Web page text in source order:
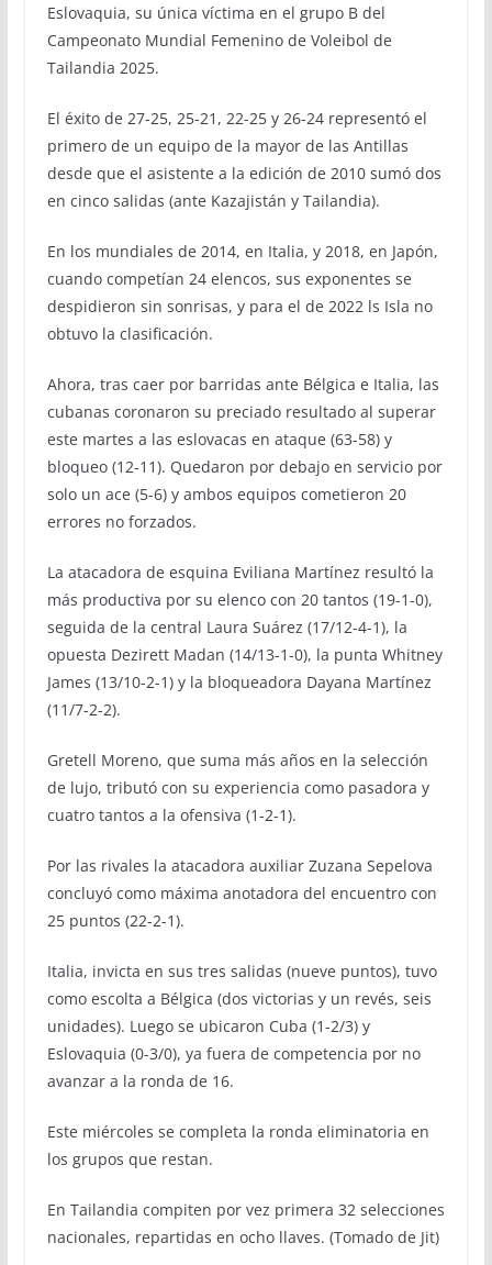
Eslovaquia, su única víctima en el grupo B del
Campeonato Mundial Femenino de Voleibol de
Tailandia 2025.
El éxito de 27-25, 25-21, 22-25 y 26-24 representó el
primero de un equipo de la mayor de las Antillas
desde que el asistente a la edición de 2010 sumó dos
en cinco salidas (ante Kazajistán y Tailandia).
En los mundiales de 2014, en Italia, y 2018, en Japón,
cuando competían 24 elencos, sus exponentes se
despidieron sin sonrisas, y para el de 2022 ls Isla no
obtuvo la clasificación.
Ahora, tras caer por barridas ante Bélgica e Italia, las
cubanas coronaron su preciado resultado al superar
este martes a las eslovacas en ataque (63-58) y
bloqueo (12-11). Quedaron por debajo en servicio por
solo un ace (5-6) y ambos equipos cometieron 20
errores no forzados.
La atacadora de esquina Eviliana Martínez resultó la
más productiva por su elenco con 20 tantos (19-1-0),
seguida de la central Laura Suárez (17/12-4-1), la
opuesta Dezirett Madan (14/13-1-0), la punta Whitney
James (13/10-2-1) y la bloqueadora Dayana Martínez
(11/7-2-2).
Gretell Moreno, que suma más años en la selección
de lujo, tributó con su experiencia como pasadora y
cuatro tantos a la ofensiva (1-2-1).
Por las rivales la atacadora auxiliar Zuzana Sepelova
concluyó como máxima anotadora del encuentro con
25 puntos (22-2-1).
Italia, invicta en sus tres salidas (nueve puntos), tuvo
como escolta a Bélgica (dos victorias y un revés, seis
unidades). Luego se ubicaron Cuba (1-2/3) y
Eslovaquia (0-3/0), ya fuera de competencia por no
avanzar a la ronda de 16.
Este miércoles se completa la ronda eliminatoria en
los grupos que restan.
En Tailandia compiten por vez primera 32 selecciones
nacionales, repartidas en ocho llaves. (Tomado de Jit)